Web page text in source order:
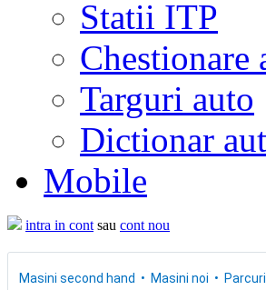
Statii ITP
Chestionare
Targuri auto
Dictionar
Mobile
intra in cont sau cont nou
Masini second hand Masini noi